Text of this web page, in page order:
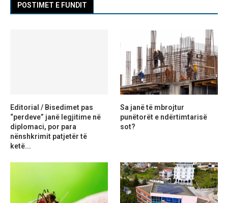
POSTIMET E FUNDIT
Editorial / Bisedimet pas
“perdeve” janë legjitime në
diplomaci, por para
nënshkrimit patjetër të
ketë...
Sa janë të mbrojtur
punëtorët e ndërtimtarisë
sot?